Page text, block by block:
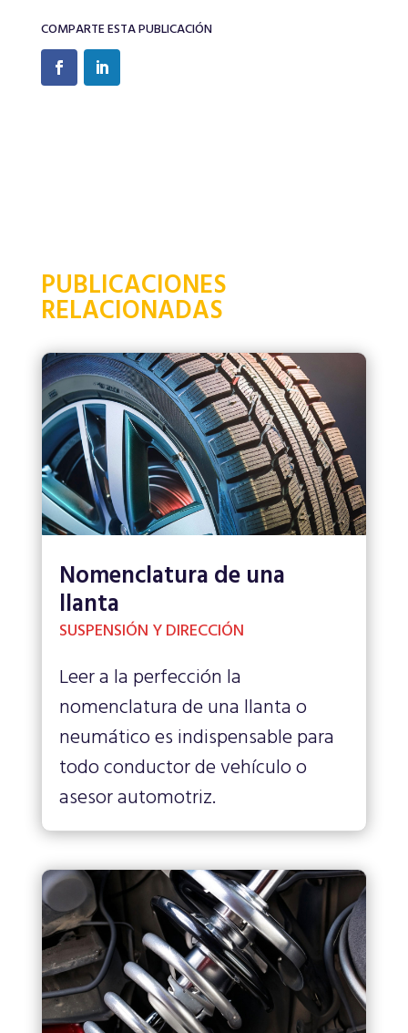
COMPARTE ESTA PUBLICACIÓN
PUBLICACIONES
RELACIONADAS
Nomenclatura de una
llanta
SUSPENSIÓN Y DIRECCIÓN
Leer a la perfección la
nomenclatura de una llanta o
neumático es indispensable para
todo conductor de vehículo o
asesor automotriz.